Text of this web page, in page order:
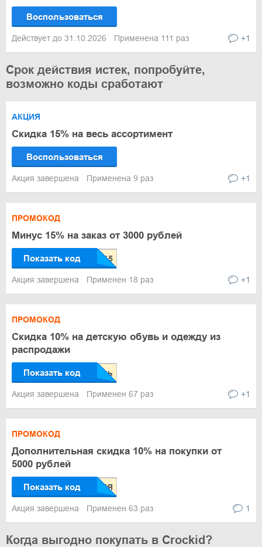
Воспользоваться
Действует до 31.10.2026 Применена 111 раз +1
Срок действия истек, попробуйте,
возможно коды сработают
АКЦИЯ
Скидка 15% на весь ассортимент
Воспользоваться
Акция завершена Применена 9 раз +1
ПРОМОКОД
Минус 15% на заказ от 3000 рублей
Показать код
Акция завершена Применен 18 раз +1
ПРОМОКОД
Скидка 10% на детскую обувь и одежду из
распродажи
Показать код
Акция завершена Применен 67 раз +1
ПРОМОКОД
Дополнительная скидка 10% на покупки от
5000 рублей
Показать код
Акция завершена Применен 63 раз 1
Когда выгодно покупать в Crockid?